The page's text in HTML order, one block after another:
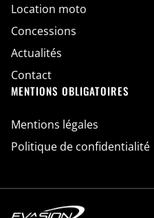
Location moto
Concessions
Actualités
Contact
MENTIONS OBLIGATOIRES
Mentions légales
Politique de confidentialité